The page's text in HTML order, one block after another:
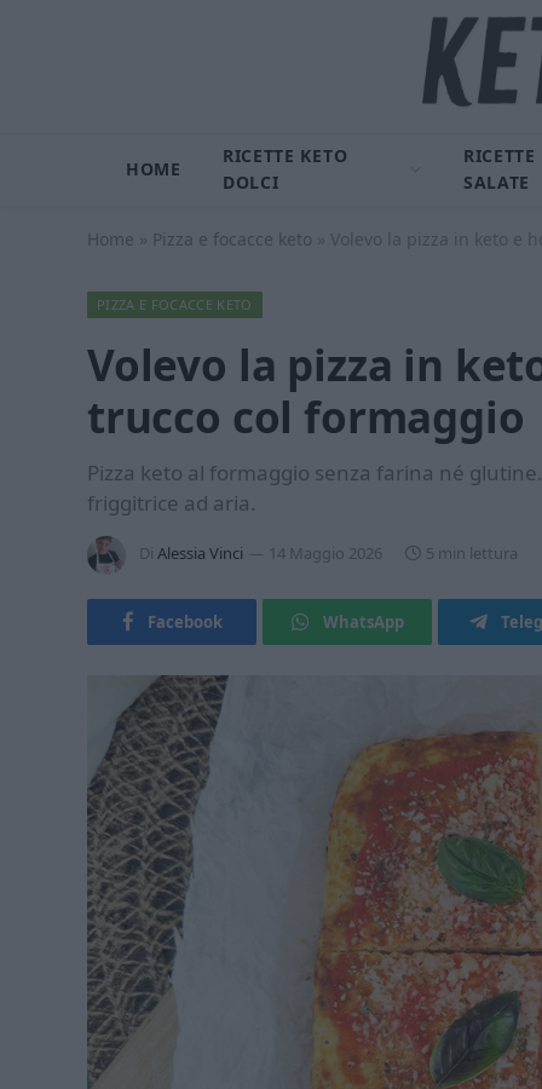
HOME
RICETTE KETO
DOLCI
RICETTE
SALATE
Home » Pizza e focacce keto » Volevo la pizza in keto e
PIZZA E FOCACCE KETO
Volevo la pizza in
trucco col formaggio
Pizza keto al formaggio senza farina né
friggitrice ad aria.
Di Alessia Vinci 14 Maggio 2026 5 min lettura
Facebook WhatsApp